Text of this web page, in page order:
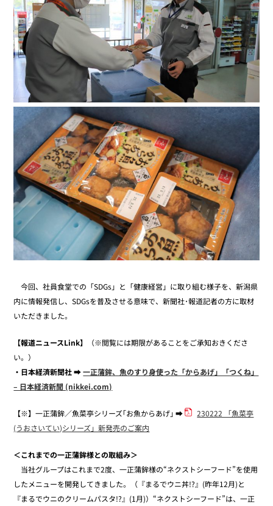
今回、社員食堂での「SDGs」と「健康経営」に取り組む様子を、新潟県
内に情報発信し、SDGsを普及させる意味で、新聞社･報道記者の方に取材
いただきました。
【報道ニュースLink】
（※閲覧には期限があることをご承知おきくださ
い。）
・日本経済新聞社 ➡一正蒲鉾、魚のすり身使った「からあげ」「つくね」
– 日本経済新聞 (nikkei.com)
【※】一正蒲鉾／魚菜亭シリーズ｢お魚からあげ｣ ➡
230222 「魚菜亭
(うおさいてい)シリーズ」新発売のご案内
＜これまでの一正蒲鉾様との取組み＞
当社グループはこれまで2度、一正蒲鉾様の“ネクストシーフード”を使用
したメニューを開発してきました。（『まるでウニ丼!?』(昨年12月)と
『まるでウニのクリームパスタ!?』(1月)）“ネクストシーフード”は、一正